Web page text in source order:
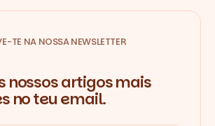
TE NA NOSSA NEWSLETTER
nossos artigos mais
no teu email.